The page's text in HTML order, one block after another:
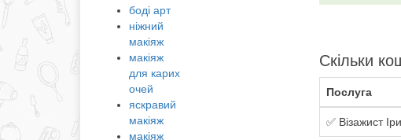
боді арт
ніжний
макіяж
макіяж
для карих
очей
яскравий
макіяж
макіяж
Скільки
Послуга
✅ Візажист